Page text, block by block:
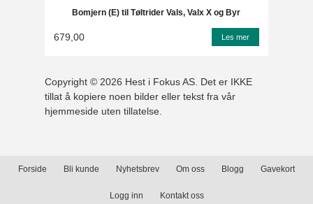
Bomjern (E) til Tøltrider Vals, Valx X og Byr
679,00 Les mer
Copyright © 2026 Hest i Fokus AS. Det er IKKE
tillat å kopiere noen bilder eller tekst fra vår
hjemmeside uten tillatelse.
Forside Bli kunde Nyhetsbrev Om oss Blogg Gavekort
Logg inn Kontakt oss